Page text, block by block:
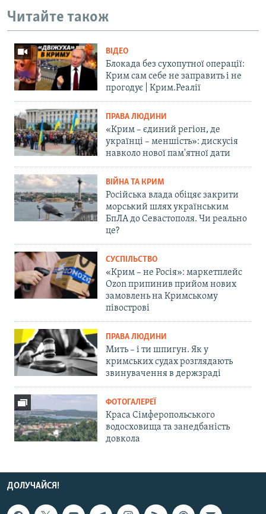
Читайте також
ВІДЕО
Блокада без сухопутної операції:
Крим сам себе не заправить і не
прогодує | Крим.Реалії
ПРАВА ЛЮДИНИ
«Крим – єдиний регіон, де
українці – меншість»: дискусія
навколо нової пам'ятної дати
ВІЙНА ТА КРИМ
Російська влада обіцяє закрити
морський шлях українським
БпЛА до Севастополя. Чи реально
це?
СУСПІЛЬСТВО
«Крим – не Росія»: маркетплейс
Ozon припинив прийом нових
замовлень на Кримському
півострові
ПРАВА ЛЮДИНИ
Мить – і ти шпигун. Як у
кримських судах розглядають
звинувачення в держзраді
ФОТОГАЛЕРЕЇ
Краса Сімферопольського
водосховища та занедбаність
довкола
ДОЛУЧАЙСЯ!